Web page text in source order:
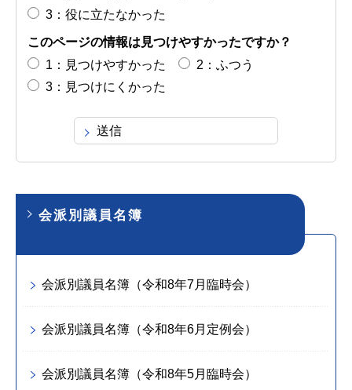
3：役に立たなかった
このページの情報は見つけやすかったですか？
1：見つけやすかった
2：ふつう
3：見つけにくかった
会派別議員名簿
会派別議員名簿（令和8年7月臨時会）
会派別議員名簿（令和8年6月定例会）
会派別議員名簿（令和8年5月臨時会）